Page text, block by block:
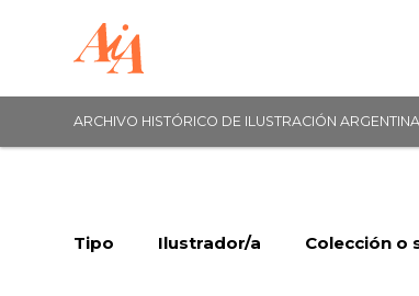
ARCHIVO HISTÓRICO DE ILUSTRACIÓN
Tipo Ilustrador/a Colección o